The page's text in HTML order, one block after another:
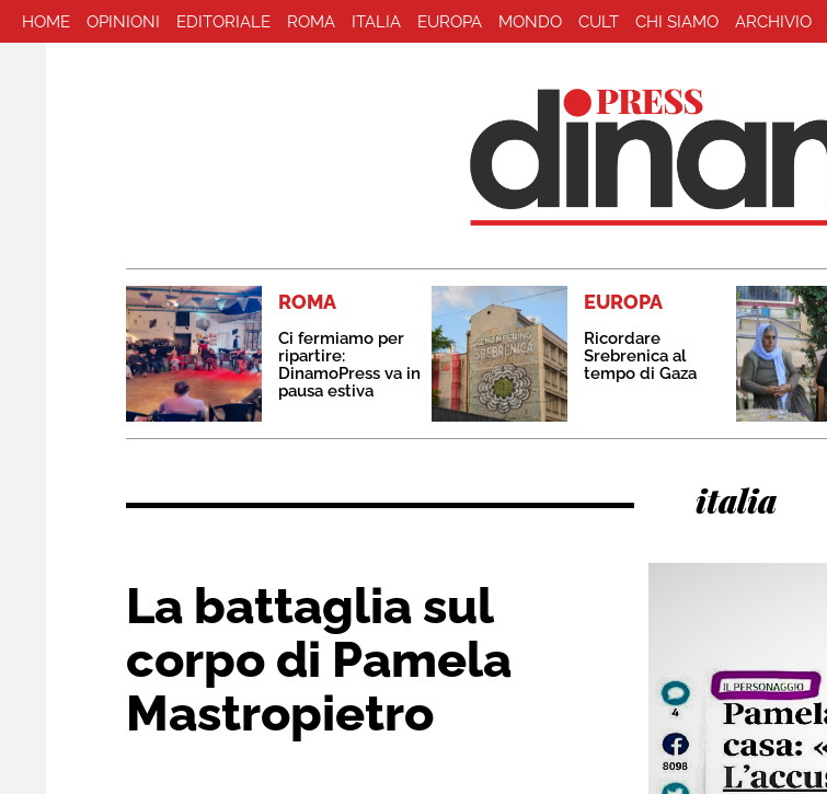
HOME OPINIONI EDITORIALE ROMA ITALIA EUROPA MONDO CULT CHI SIAMO ARCHIVIO
ROMA
Ci fermiamo per
ripartire:
DinamoPress va in
pausa estiva
EUROPA
Ricordare
Srebrenica al
tempo di Gaza
italia
La battaglia sul
corpo di Pamela
Mastropietro